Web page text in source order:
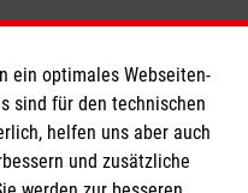
Komfort.
hinaus
gerne auch bei
ein optimales Webseiten-
sind für den technischen
helfen uns aber auch
und zusätzliche